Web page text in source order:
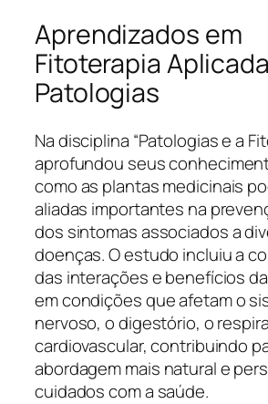
Aprendizados em
Fitoterapia
Patologias
Na disciplina “Patologias e a
aprofundou seus
como as plantas medicinais
aliadas importantes na
dos sintomas associados a
doenças. O estudo incluiu a
das interações e benefícios
em condições que afetam o
nervoso, o digestório, o
cardiovascular, contribuindo
abordagem mais natural e
cuidados com a saúde.